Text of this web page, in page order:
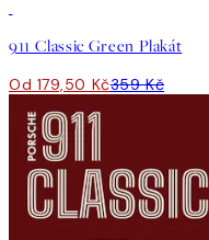
911 Classic Green Plakát
Od 179,50 Kč359 Kč